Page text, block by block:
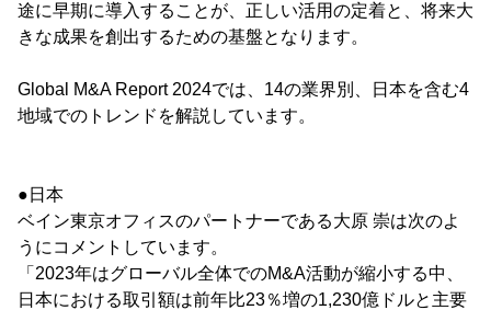
途に早期に導入することが、正しい活用の定着と、将来大
きな成果を創出するための基盤となります。
Global M&A Report 2024では、14の業界別、日本を含む4
地域でのトレンドを解説しています。
●日本
ベイン東京オフィスのパートナーである大原 崇は次のよ
うにコメントしています。
「2023年はグローバル全体でのM&A活動が縮小する中、
日本における取引額は前年比23％増の1,230億ドルと主要